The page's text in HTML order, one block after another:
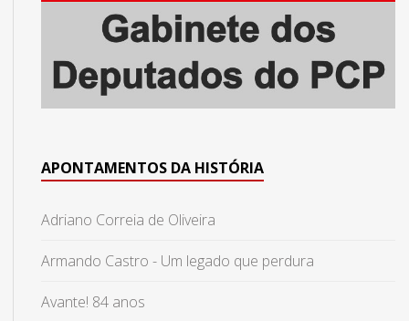
APONTAMENTOS DA HISTÓRIA
Adriano Correia de Oliveira
Armando Castro - Um legado que perdura
Avante! 84 anos